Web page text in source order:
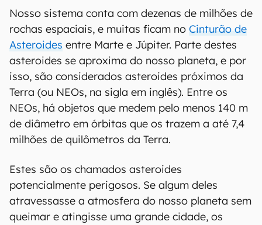
Nosso sistema conta com dezenas de milhões de
rochas espaciais, e muitas ficam no Cinturão de
Asteroides entre Marte e Júpiter. Parte destes
asteroides se aproxima do nosso planeta, e por
isso, são considerados asteroides próximos da
Terra (ou NEOs, na sigla em inglês). Entre os
NEOs, há objetos que medem pelo menos 140 m
de diâmetro em órbitas que os trazem a até 7,4
milhões de quilômetros da Terra.
Estes são os chamados asteroides
potencialmente perigosos. Se algum deles
atravessasse a atmosfera do nosso planeta sem
queimar e atingisse uma grande cidade, os